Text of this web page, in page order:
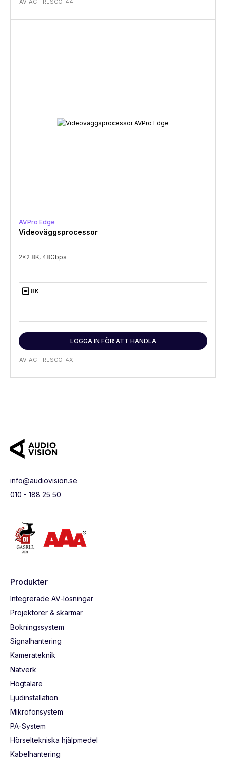
AV-AC-FRESCO-44
AVPro Edge
Videoväggsprocessor
2x2 8K, 48Gbps
8K 8K
LOGGA IN FÖR ATT HANDLA
AV-AC-FRESCO-4X
info@audiovision.se
010 - 188 25 50
Produkter
Integrerade AV-lösningar
Projektorer & skärmar
Bokningssystem
Signalhantering
Kamerateknik
Nätverk
Högtalare
Ljudinstallation
Mikrofonsystem
PA-System
Hörseltekniska hjälpmedel
Kabelhantering